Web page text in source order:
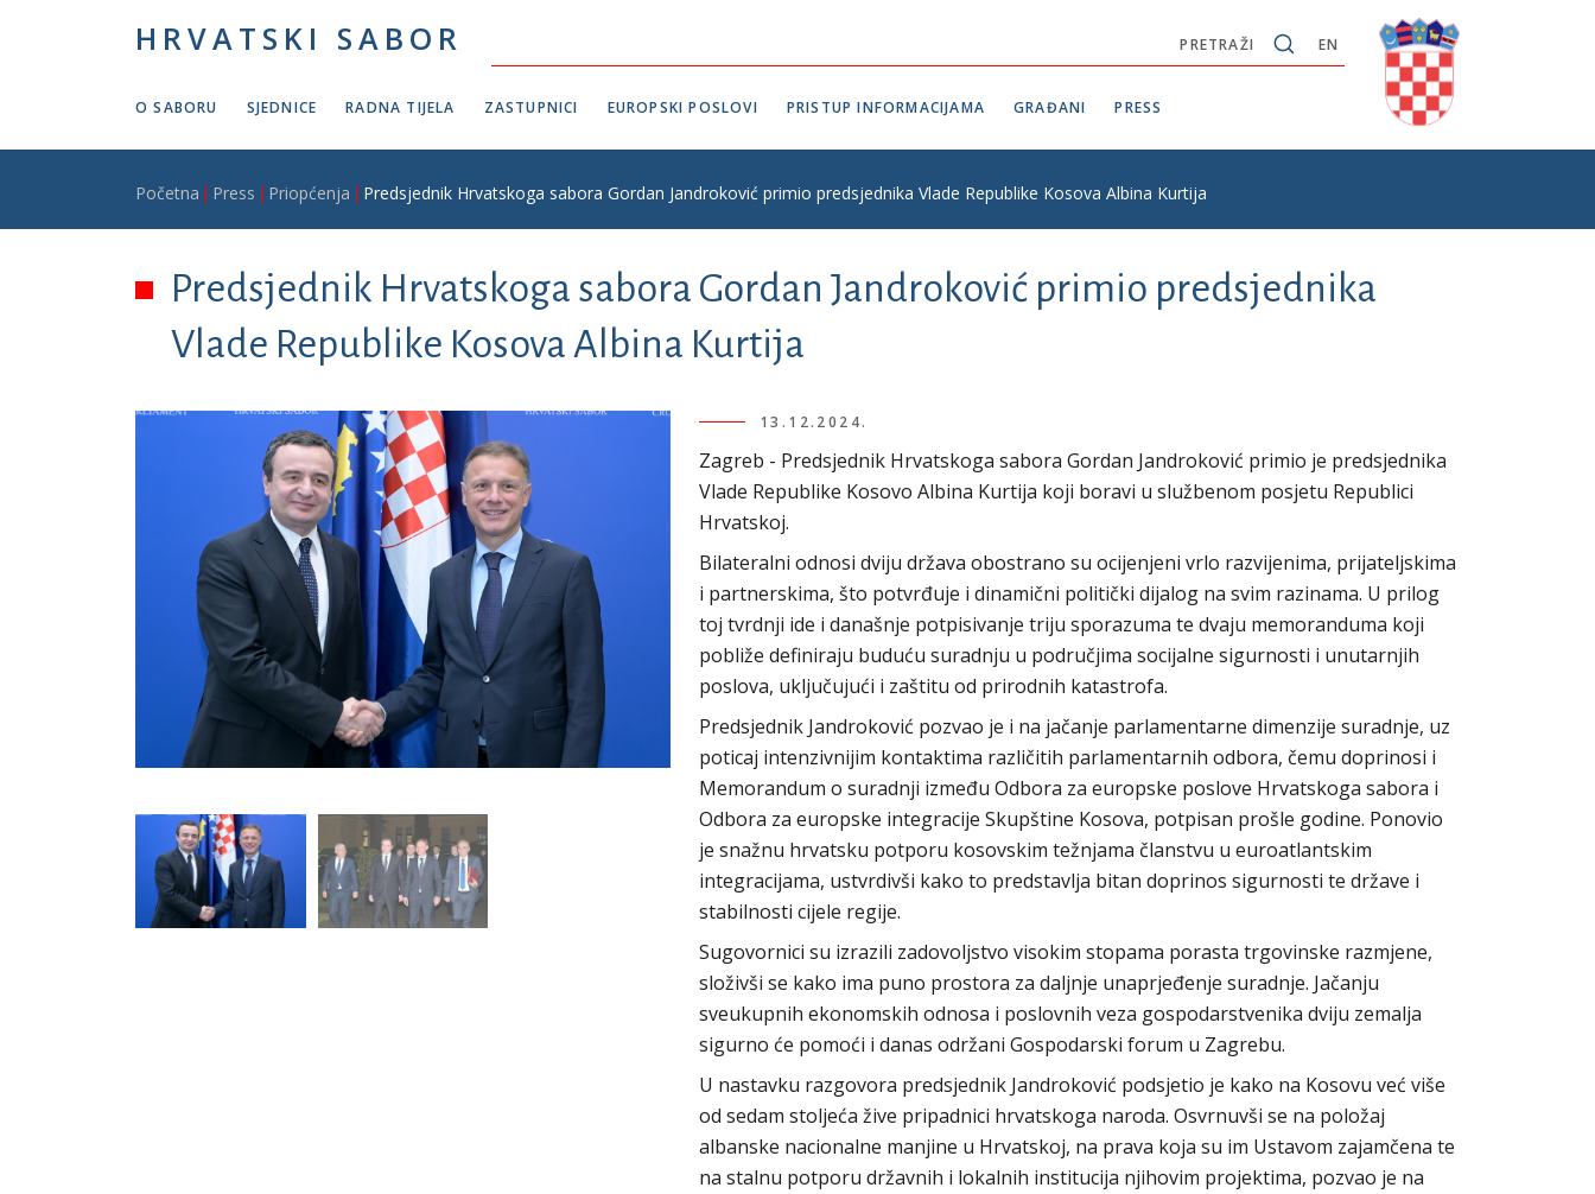
HRVATSKI SABOR EN
PRETRAŽI
O SABORU SJEDNICE RADNA TIJELA ZASTUPNICI EUROPSKI POSLOVI PRISTUP INFORMACIJAMA GRAĐANI PRESS
Breadcrumb
Početna Press Priopćenja Predsjednik Hrvatskoga sabora Gordan Jandroković primio predsjednika Vlade Republike Kosova Albina Kurtija
Predsjednik Hrvatskoga sabora Gordan Jandroković primio predsjednika
Vlade Republike Kosova Albina Kurtija
13.12.2024.
Zagreb - Predsjednik Hrvatskoga sabora Gordan Jandroković primio je predsjednika
Vlade Republike Kosovo Albina Kurtija koji boravi u službenom posjetu Republici
Hrvatskoj.
Bilateralni odnosi dviju država obostrano su ocijenjeni vrlo razvijenima, prijateljskima
i partnerskima, što potvrđuje i dinamični politički dijalog na svim razinama. U prilog
toj tvrdnji ide i današnje potpisivanje triju sporazuma te dvaju memoranduma koji
pobliže definiraju buduću suradnju u područjima socijalne sigurnosti i unutarnjih
poslova, uključujući i zaštitu od prirodnih katastrofa.
Predsjednik Jandroković pozvao je i na jačanje parlamentarne dimenzije suradnje, uz
poticaj intenzivnijim kontaktima različitih parlamentarnih odbora, čemu doprinosi i
Memorandum o suradnji između Odbora za europske poslove Hrvatskoga sabora i
Odbora za europske integracije Skupštine Kosova, potpisan prošle godine. Ponovio
je snažnu hrvatsku potporu kosovskim težnjama članstvu u euroatlantskim
integracijama, ustvrdivši kako to predstavlja bitan doprinos sigurnosti te države i
stabilnosti cijele regije.
Sugovornici su izrazili zadovoljstvo visokim stopama porasta trgovinske razmjene,
složivši se kako ima puno prostora za daljnje unaprjeđenje suradnje. Jačanju
sveukupnih ekonomskih odnosa i poslovnih veza gospodarstvenika dviju zemalja
sigurno će pomoći i danas održani Gospodarski forum u Zagrebu.
U nastavku razgovora predsjednik Jandroković podsjetio je kako na Kosovu već više
od sedam stoljeća žive pripadnici hrvatskoga naroda. Osvrnuvši se na položaj
albanske nacionalne manjine u Hrvatskoj, na prava koja su im Ustavom zajamčena te
na stalnu potporu državnih i lokalnih institucija njihovim projektima, pozvao je na